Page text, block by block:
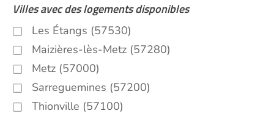
Villes avec des logements disponibles
Les Étangs (57530)
Maizières-lès-Metz (57280)
Metz (57000)
Sarreguemines (57200)
Thionville (57100)